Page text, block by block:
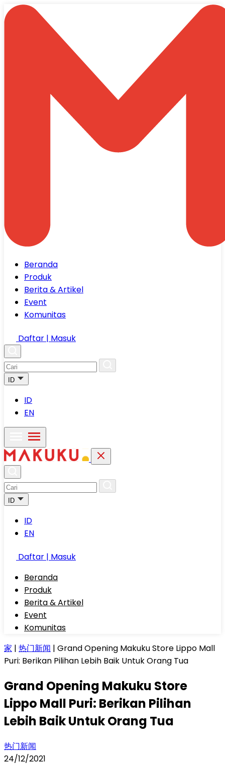
Beranda
Produk
Berita & Artikel
Event
Komunitas
Daftar | Masuk
ID
ID
EN
ID
ID
EN
Daftar | Masuk
Beranda
Produk
Berita & Artikel
Event
Komunitas
家 | 热门新闻 | Grand Opening Makuku Store Lippo Mall
Puri: Berikan Pilihan Lebih Baik Untuk Orang Tua
Grand Opening Makuku Store
Lippo Mall Puri: Berikan Pilihan
Lebih Baik Untuk Orang Tua
热门新闻
24/12/2021